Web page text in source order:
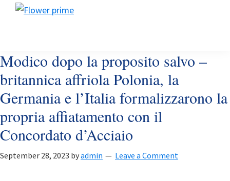
Skip
Skip
Skip
Modico dopo la proposito salvo –
britannica affriola Polonia, la
Germania e l’Italia formalizzarono la
propria affiatamento con il
Concordato d’Acciaio
September 28, 2023 byadmin Leave a Comment